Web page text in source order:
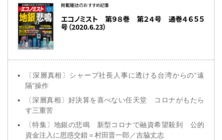
掲載雑誌のおすすめ記事
エコノミスト 第９８巻 第２４号 通巻４６５５
号（2020.6.23）
〔深層真相〕シャープ社長人事に透ける台湾からの“遠
隔”操作
〔深層真相〕好決算を喜べない任天堂 コロナがもたら
す三重苦
〔特集〕地銀の悲鳴 新型コロナで融資希望殺到 公的
資金注入に思惑交錯＝村田晋一郎／吉脇丈志